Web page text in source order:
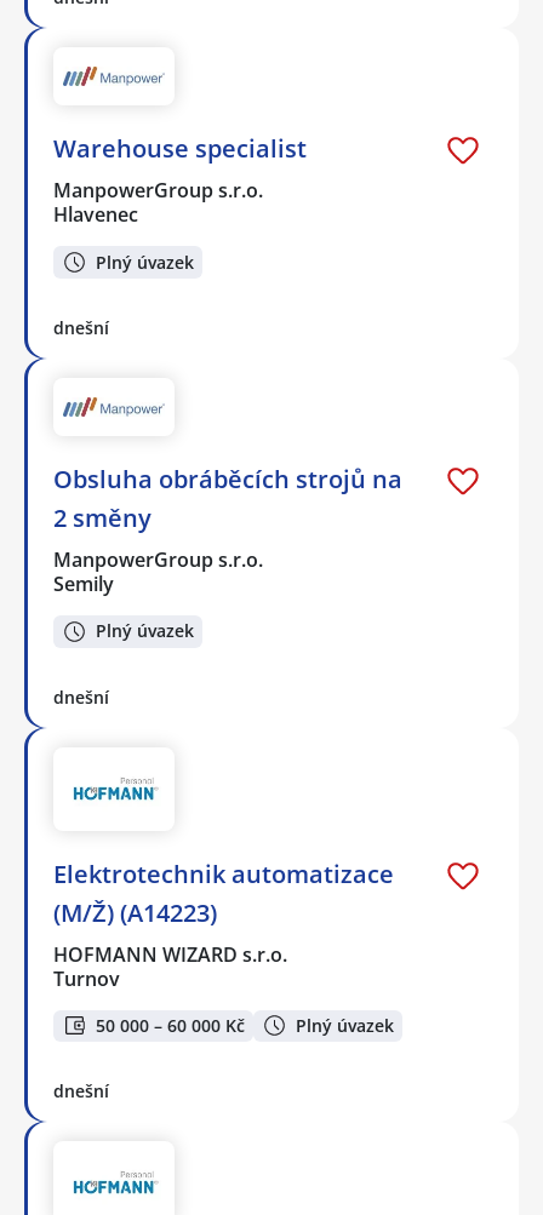
Warehouse specialist
ManpowerGroup s.r.o.
Hlavenec
Plný úvazek
dnešní
Obsluha obráběcích strojů na
2 směny
ManpowerGroup s.r.o.
Semily
Plný úvazek
dnešní
Elektrotechnik automatizace
(M/Ž) (A14223)
HOFMANN WIZARD s.r.o.
Turnov
50 000 – 60 000 Kč Plný úvazek
dnešní